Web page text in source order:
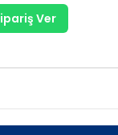
Ver